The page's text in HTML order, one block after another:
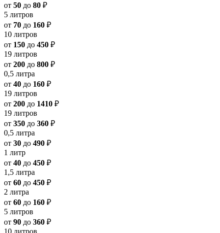
от 50 до 80 ₽
5 литров
от 70 до 160 ₽
10 литров
от 150 до 450 ₽
19 литров
от 200 до 800 ₽
0,5 литра
от 40 до 160 ₽
19 литров
от 200 до 1410 ₽
19 литров
от 350 до 360 ₽
0,5 литра
от 30 до 490 ₽
1 литр
от 40 до 450 ₽
1,5 литра
от 60 до 450 ₽
2 литра
от 60 до 160 ₽
5 литров
от 90 до 360 ₽